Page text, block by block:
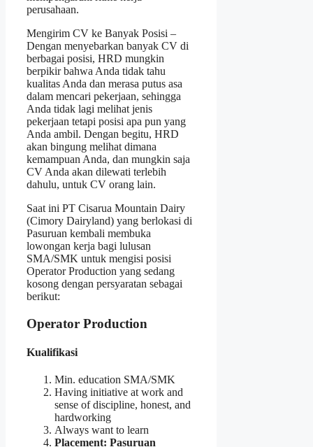
perusahaan.
Mengirim CV ke Banyak Posisi –
Dengan menyebarkan banyak CV di
berbagai posisi, HRD mungkin
berpikir bahwa Anda tidak tahu
kualitas Anda dan merasa putus asa
dalam mencari pekerjaan, sehingga
Anda tidak lagi melihat jenis
pekerjaan tetapi posisi apa pun yang
Anda ambil. Dengan begitu, HRD
akan bingung melihat dimana
kemampuan Anda, dan mungkin saja
CV Anda akan dilewati terlebih
dahulu, untuk CV orang lain.
Saat ini PT Cisarua Mountain Dairy
(Cimory Dairyland) yang berlokasi di
Pasuruan kembali membuka
lowongan kerja bagi lulusan
SMA/SMK untuk mengisi posisi
Operator Production yang sedang
kosong dengan persyaratan sebagai
berikut:
Operator Production
Kualifikasi
Min. education SMA/SMK
Having initiative at work and
sense of discipline, honest, and
hardworking
Always want to learn
Placement: Pasuruan